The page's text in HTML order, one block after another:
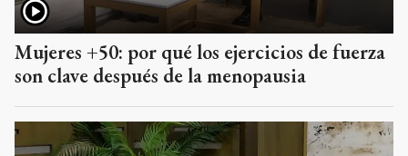
Mujeres +50: por qué los ejercicios de fuerza
son clave después de la menopausia